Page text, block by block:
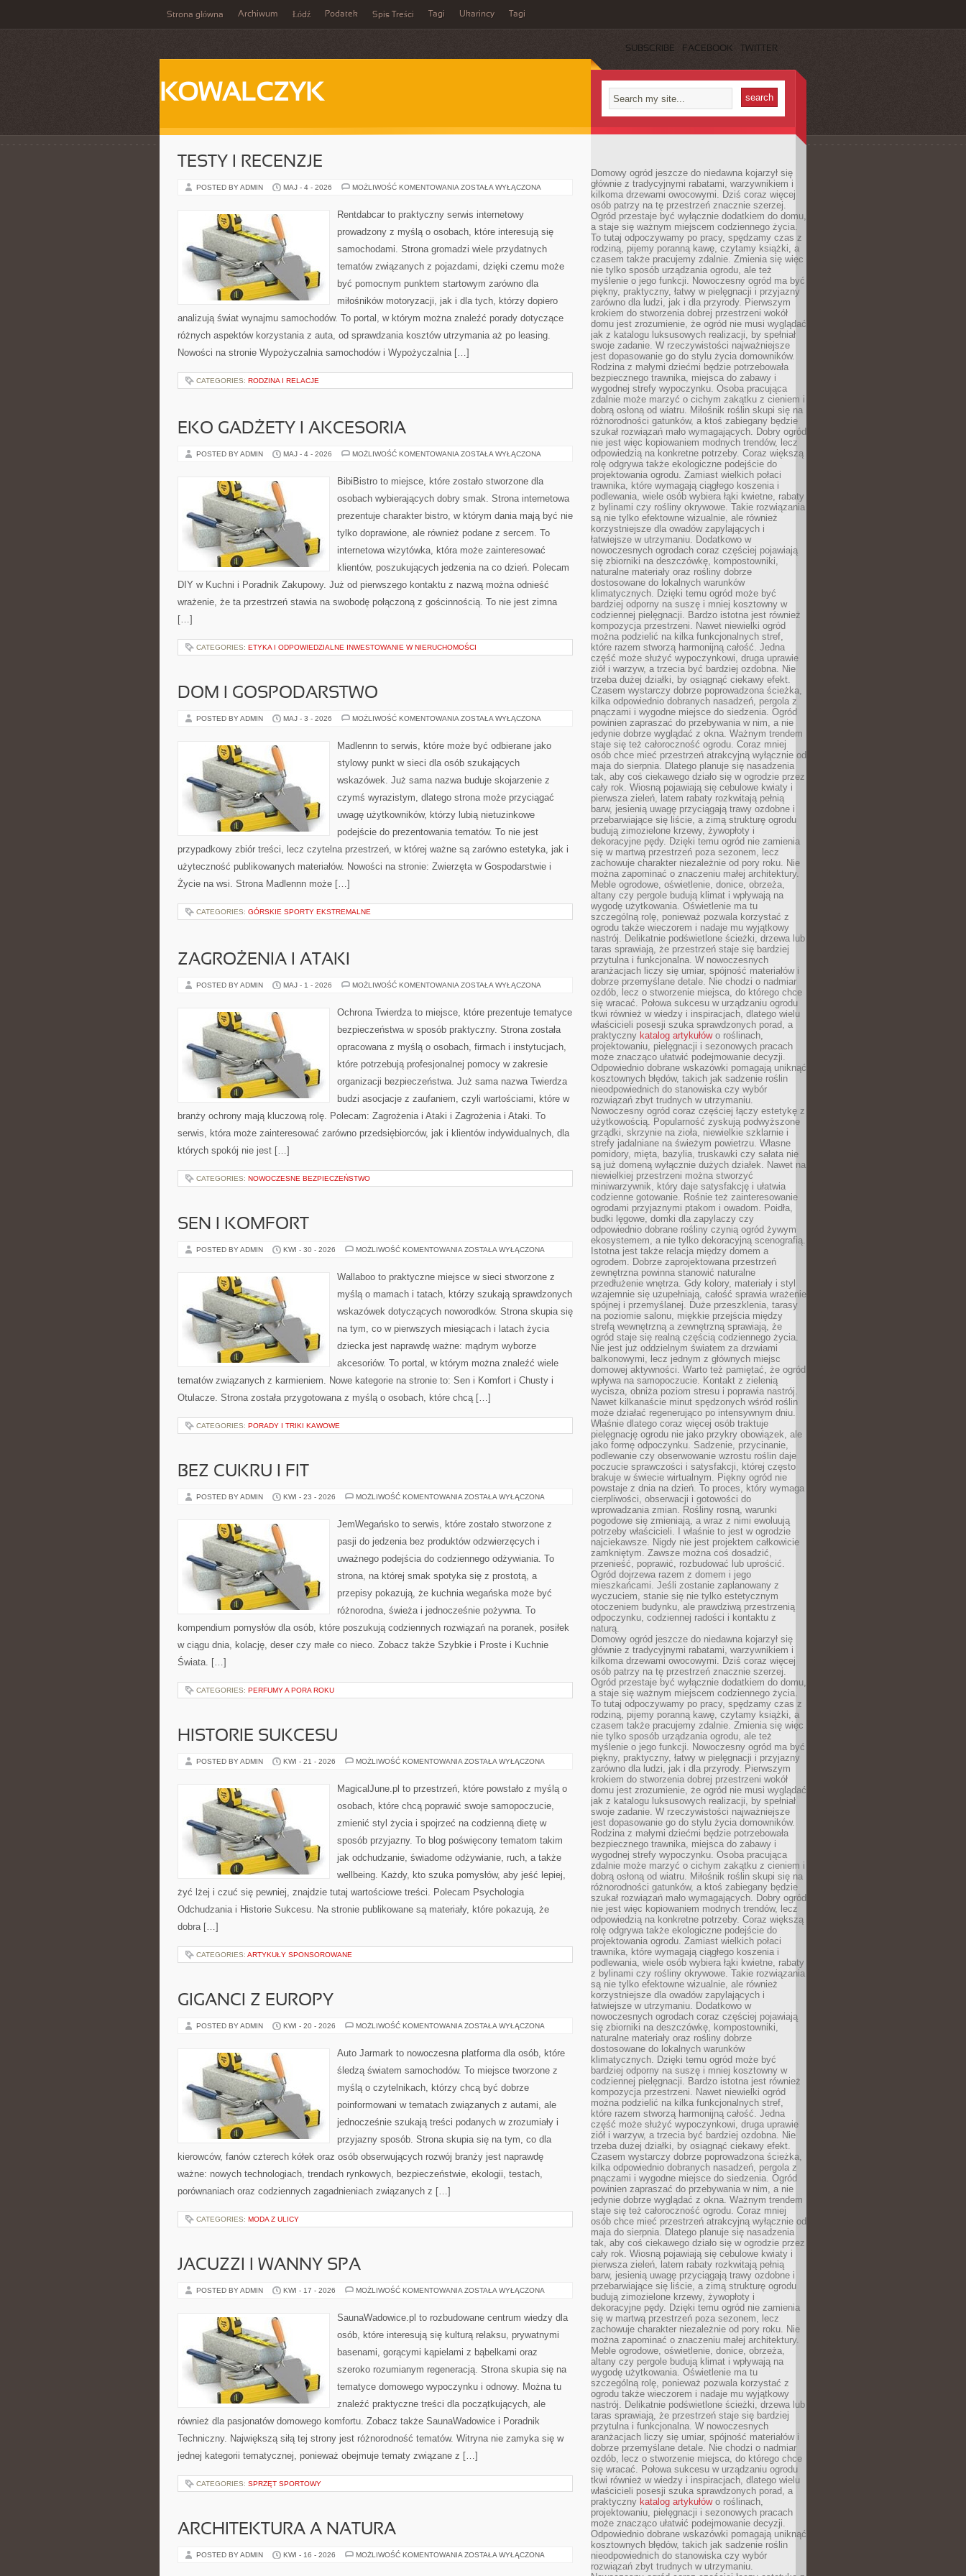
Strona główna Archiwum Łódź Podatek Spis Treści Tagi Ukarincy Tagi
SUBSCRIBE FACEBOOK TWITTER
KOWALCZYK
TESTY I RECENZJE
POSTED BY ADMIN MAJ - 4 - 2026 MOŻLIWOŚĆ KOMENTOWANIA TESTY
ZOSTAŁA WYŁĄCZONA
Rentdabcar to praktyczny serwis internetowy
prowadzony z myślą o osobach, które interesują się
samochodami. Strona gromadzi wiele przydatnych
tematów związanych z pojazdami, dzięki czemu może
być pomocnym punktem startowym zarówno dla
miłośników motoryzacji, jak i dla tych, którzy dopiero
analizują świat wynajmu samochodów. To portal, w którym można znaleźć porady dotyczące
różnych aspektów korzystania z auta, od sprawdzania kosztów utrzymania aż po leasing.
Nowości na stronie Wypożyczalnia samochodów i Wypożyczalnia […]
CATEGORIES: RODZINA I RELACJE
EKO GADŻETY I AKCESORIA
POSTED BY ADMIN MAJ - 4 - 2026 MOŻLIWOŚĆ KOMENTOWANIA EKO
AKCESORIA
ZOSTAŁA WYŁĄCZONA
BibiBistro to miejsce, które zostało stworzone dla
osobach wybierających dobry smak. Strona internetowa
prezentuje charakter bistro, w którym dania mają być nie
tylko doprawione, ale również podane z sercem. To
internetowa wizytówka, która może zainteresować
klientów, poszukujących jedzenia na co dzień. Polecam
DIY w Kuchni i Poradnik Zakupowy. Już od pierwszego kontaktu z nazwą można odnieść
wrażenie, że ta przestrzeń stawia na swobodę połączoną z gościnnością. To nie jest zimna
[…]
CATEGORIES: ETYKA I ODPOWIEDZIALNE INWESTOWANIE W NIERUCHOMOŚCI
DOM I GOSPODARSTWO
POSTED BY ADMIN MAJ - 3 - 2026 MOŻLIWOŚĆ KOMENTOWANIA DOM
ZOSTAŁA WYŁĄCZONA
Madlennn to serwis, które może być odbierane jako
stylowy punkt w sieci dla osób szukających
wskazówek. Już sama nazwa buduje skojarzenie z
czymś wyrazistym, dlatego strona może przyciągać
uwagę użytkowników, którzy lubią nietuzinkowe
podejście do prezentowania tematów. To nie jest
przypadkowy zbiór treści, lecz czytelna przestrzeń, w której ważne są zarówno estetyka, jak i
użyteczność publikowanych materiałów. Nowości na stronie: Zwierzęta w Gospodarstwie i
Życie na wsi. Strona Madlennn może […]
CATEGORIES: GÓRSKIE SPORTY EKSTREMALNE
ZAGROŻENIA I ATAKI
POSTED BY ADMIN MAJ - 1 - 2026 MOŻLIWOŚĆ KOMENTOWANIA ZAGROŻENIA
ZOSTAŁA WYŁĄCZONA
Ochrona Twierdza to miejsce, które prezentuje tematyce
bezpieczeństwa w sposób praktyczny. Strona została
opracowana z myślą o osobach, firmach i instytucjach,
które potrzebują profesjonalnej pomocy w zakresie
organizacji bezpieczeństwa. Już sama nazwa Twierdza
budzi asocjacje z zaufaniem, czyli wartościami, które w
branży ochrony mają kluczową rolę. Polecam: Zagrożenia i Ataki i Zagrożenia i Ataki. To
serwis, która może zainteresować zarówno przedsiębiorców, jak i klientów indywidualnych, dla
których spokój nie jest […]
CATEGORIES: NOWOCZESNE BEZPIECZEŃSTWO
SEN I KOMFORT
POSTED BY ADMIN KWI - 30 - 2026 MOŻLIWOŚĆ KOMENTOWANIA SEN
ZOSTAŁA WYŁĄCZONA
Wallaboo to praktyczne miejsce w sieci stworzone z
myślą o mamach i tatach, którzy szukają sprawdzonych
wskazówek dotyczących noworodków. Strona skupia się
na tym, co w pierwszych miesiącach i latach życia
dziecka jest naprawdę ważne: mądrym wyborze
akcesoriów. To portal, w którym można znaleźć wiele
tematów związanych z karmieniem. Nowe kategorie na stronie to: Sen i Komfort i Chusty i
Otulacze. Strona została przygotowana z myślą o osobach, które chcą […]
CATEGORIES: PORADY I TRIKI KAWOWE
BEZ CUKRU I FIT
POSTED BY ADMIN KWI - 23 - 2026 MOŻLIWOŚĆ KOMENTOWANIA BEZ
ZOSTAŁA WYŁĄCZONA
JemWegańsko to serwis, które zostało stworzone z
pasji do jedzenia bez produktów odzwierzęcych i
uważnego podejścia do codziennego odżywiania. To
strona, na której smak spotyka się z prostotą, a
przepisy pokazują, że kuchnia wegańska może być
różnorodna, świeża i jednocześnie pożywna. To
kompendium pomysłów dla osób, które poszukują codziennych rozwiązań na poranek, posiłek
w ciągu dnia, kolację, deser czy małe co nieco. Zobacz także Szybkie i Proste i Kuchnie
Świata. […]
CATEGORIES: PERFUMY A PORA ROKU
HISTORIE SUKCESU
POSTED BY ADMIN KWI - 21 - 2026 MOŻLIWOŚĆ KOMENTOWANIA HISTORIE
ZOSTAŁA WYŁĄCZONA
MagicalJune.pl to przestrzeń, które powstało z myślą o
osobach, które chcą poprawić swoje samopoczucie,
zmienić styl życia i spojrzeć na codzienną dietę w
sposób przyjazny. To blog poświęcony tematom takim
jak odchudzanie, świadome odżywianie, ruch, a także
wellbeing. Każdy, kto szuka pomysłów, aby jeść lepiej,
żyć lżej i czuć się pewniej, znajdzie tutaj wartościowe treści. Polecam Psychologia
Odchudzania i Historie Sukcesu. Na stronie publikowane są materiały, które pokazują, że
dobra […]
CATEGORIES: ARTYKUŁY SPONSOROWANE
GIGANCI Z EUROPY
POSTED BY ADMIN KWI - 20 - 2026 MOŻLIWOŚĆ KOMENTOWANIA GIGANCI
ZOSTAŁA WYŁĄCZONA
Auto Jarmark to nowoczesna platforma dla osób, które
śledzą światem samochodów. To miejsce tworzone z
myślą o czytelnikach, którzy chcą być dobrze
poinformowani w tematach związanych z autami, ale
jednocześnie szukają treści podanych w zrozumiały i
przyjazny sposób. Strona skupia się na tym, co dla
kierowców, fanów czterech kółek oraz osób obserwujących rozwój branży jest naprawdę
ważne: nowych technologiach, trendach rynkowych, bezpieczeństwie, ekologii, testach,
porównaniach oraz codziennych zagadnieniach związanych z […]
CATEGORIES: MODA Z ULICY
JACUZZI I WANNY SPA
POSTED BY ADMIN KWI - 17 - 2026 MOŻLIWOŚĆ KOMENTOWANIA JACUZZI
ZOSTAŁA WYŁĄCZONA
SaunaWadowice.pl to rozbudowane centrum wiedzy dla
osób, które interesują się kulturą relaksu, prywatnymi
basenami, gorącymi kąpielami z bąbelkami oraz
szeroko rozumianym regeneracją. Strona skupia się na
tematyce domowego wypoczynku i odnowy. Można tu
znaleźć praktyczne treści dla początkujących, ale
również dla pasjonatów domowego komfortu. Zobacz także SaunaWadowice i Poradnik
Techniczny. Największą siłą tej strony jest różnorodność tematów. Witryna nie zamyka się w
jednej kategorii tematycznej, ponieważ obejmuje tematy związane z […]
CATEGORIES: SPRZĘT SPORTOWY
ARCHITEKTURA A NATURA
POSTED BY ADMIN KWI - 16 - 2026 MOŻLIWOŚĆ KOMENTOWANIA ARCHITEKTURA
ZOSTAŁA WYŁĄCZONA
Domowy ogród jeszcze do niedawna kojarzył się
głównie z tradycyjnymi rabatami, warzywnikiem i
kilkoma drzewami owocowymi. Dziś coraz więcej
osób patrzy na tę przestrzeń znacznie szerzej.
Ogród przestaje być wyłącznie dodatkiem do domu,
a staje się ważnym miejscem codziennego życia.
To tutaj odpoczywamy po pracy, spędzamy czas z
rodziną, pijemy poranną kawę, czytamy książki, a
czasem także pracujemy zdalnie. Zmienia się więc
nie tylko sposób urządzania ogrodu, ale też
myślenie o jego funkcji. Nowoczesny ogród ma być
piękny, praktyczny, łatwy w pielęgnacji i przyjazny
zarówno dla ludzi, jak i dla przyrody. Pierwszym
krokiem do stworzenia dobrej przestrzeni wokół
domu jest zrozumienie, że ogród nie musi wyglądać
jak z katalogu luksusowych realizacji, by spełniał
swoje zadanie. W rzeczywistości najważniejsze
jest dopasowanie go do stylu życia domowników.
Rodzina z małymi dziećmi będzie potrzebowała
bezpiecznego trawnika, miejsca do zabawy i
wygodnej strefy wypoczynku. Osoba pracująca
zdalnie może marzyć o cichym zakątku z cieniem i
dobrą osłoną od wiatru. Miłośnik roślin skupi się na
różnorodności gatunków, a ktoś zabiegany będzie
szukał rozwiązań mało wymagających. Dobry ogród
nie jest więc kopiowaniem modnych trendów, lecz
odpowiedzią na konkretne potrzeby. Coraz większą
rolę odgrywa także ekologiczne podejście do
projektowania ogrodu. Zamiast wielkich połaci
trawnika, które wymagają ciągłego koszenia i
podlewania, wiele osób wybiera łąki kwietne, rabaty
z bylinami czy rośliny okrywowe. Takie rozwiązania
są nie tylko efektowne wizualnie, ale również
korzystniejsze dla owadów zapylających i
łatwiejsze w utrzymaniu. Dodatkowo w
nowoczesnych ogrodach coraz częściej pojawiają
się zbiorniki na deszczówkę, kompostowniki,
naturalne materiały oraz rośliny dobrze
dostosowane do lokalnych warunków
klimatycznych. Dzięki temu ogród może być
bardziej odporny na suszę i mniej kosztowny w
codziennej pielęgnacji. Bardzo istotna jest również
kompozycja przestrzeni. Nawet niewielki ogród
można podzielić na kilka funkcjonalnych stref,
które razem stworzą harmonijną całość. Jedna
część może służyć wypoczynkowi, druga uprawie
ziół i warzyw, a trzecia być bardziej ozdobna. Nie
trzeba dużej działki, by osiągnąć ciekawy efekt.
Czasem wystarczy dobrze poprowadzona ścieżka,
kilka odpowiednio dobranych nasadzeń, pergola z
pnączami i wygodne miejsce do siedzenia. Ogród
powinien zapraszać do przebywania w nim, a nie
jedynie dobrze wyglądać z okna. Ważnym trendem
staje się też całoroczność ogrodu. Coraz mniej
osób chce mieć przestrzeń atrakcyjną wyłącznie od
maja do sierpnia. Dlatego planuje się nasadzenia
tak, aby coś ciekawego działo się w ogrodzie przez
cały rok. Wiosną pojawiają się cebulowe kwiaty i
pierwsza zieleń, latem rabaty rozkwitają pełnią
barw, jesienią uwagę przyciągają trawy ozdobne i
przebarwiające się liście, a zimą strukturę ogrodu
budują zimozielone krzewy, żywopłoty i
dekoracyjne pędy. Dzięki temu ogród nie zamienia
się w martwą przestrzeń poza sezonem, lecz
zachowuje charakter niezależnie od pory roku. Nie
można zapominać o znaczeniu małej architektury.
Meble ogrodowe, oświetlenie, donice, obrzeża,
altany czy pergole budują klimat i wpływają na
wygodę użytkowania. Oświetlenie ma tu
szczególną rolę, ponieważ pozwala korzystać z
ogrodu także wieczorem i nadaje mu wyjątkowy
nastrój. Delikatnie podświetlone ścieżki, drzewa lub
taras sprawiają, że przestrzeń staje się bardziej
przytulna i funkcjonalna. W nowoczesnych
aranżacjach liczy się umiar, spójność materiałów i
dobrze przemyślane detale. Nie chodzi o nadmiar
ozdób, lecz o stworzenie miejsca, do którego chce
się wracać. Połowa sukcesu w urządzaniu ogrodu
tkwi również w wiedzy i inspiracjach, dlatego wielu
właścicieli posesji szuka sprawdzonych porad, a
praktyczny katalog artykułówo roślinach,
projektowaniu, pielęgnacji i sezonowych pracach
może znacząco ułatwić podejmowanie decyzji.
Odpowiednio dobrane wskazówki pomagają uniknąć
kosztownych błędów, takich jak sadzenie roślin
nieodpowiednich do stanowiska czy wybór
rozwiązań zbyt trudnych w utrzymaniu.
Nowoczesny ogród coraz częściej łączy estetykę z
użytkowością. Popularność zyskują podwyższone
grządki, skrzynie na zioła, niewielkie szklarnie i
strefy jadalniane na świeżym powietrzu. Własne
pomidory, mięta, bazylia, truskawki czy sałata nie
są już domeną wyłącznie dużych działek. Nawet na
niewielkiej przestrzeni można stworzyć
miniwarzywnik, który daje satysfakcję i ułatwia
codzienne gotowanie. Rośnie też zainteresowanie
ogrodami przyjaznymi ptakom i owadom. Poidła,
budki lęgowe, domki dla zapylaczy czy
odpowiednio dobrane rośliny czynią ogród żywym
ekosystemem, a nie tylko dekoracyjną scenografią.
Istotna jest także relacja między domem a
ogrodem. Dobrze zaprojektowana przestrzeń
zewnętrzna powinna stanowić naturalne
przedłużenie wnętrza. Gdy kolory, materiały i styl
wzajemnie się uzupełniają, całość sprawia wrażenie
spójnej i przemyślanej. Duże przeszklenia, tarasy
na poziomie salonu, miękkie przejścia między
strefą wewnętrzną a zewnętrzną sprawiają, że
ogród staje się realną częścią codziennego życia.
Nie jest już oddzielnym światem za drzwiami
balkonowymi, lecz jednym z głównych miejsc
domowej aktywności. Warto też pamiętać, że ogród
wpływa na samopoczucie. Kontakt z zielenią
wycisza, obniża poziom stresu i poprawia nastrój.
Nawet kilkanaście minut spędzonych wśród roślin
może działać regenerująco po intensywnym dniu.
Właśnie dlatego coraz więcej osób traktuje
pielęgnację ogrodu nie jako przykry obowiązek, ale
jako formę odpoczynku. Sadzenie, przycinanie,
podlewanie czy obserwowanie wzrostu roślin daje
poczucie sprawczości i satysfakcji, której często
brakuje w świecie wirtualnym. Piękny ogród nie
powstaje z dnia na dzień. To proces, który wymaga
cierpliwości, obserwacji i gotowości do
wprowadzania zmian. Rośliny rosną, warunki
pogodowe się zmieniają, a wraz z nimi ewoluują
potrzeby właścicieli. I właśnie to jest w ogrodzie
najciekawsze. Nigdy nie jest projektem całkowicie
zamkniętym. Zawsze można coś dosadzić,
przenieść, poprawić, rozbudować lub uprościć.
Ogród dojrzewa razem z domem i jego
mieszkańcami. Jeśli zostanie zaplanowany z
wyczuciem, stanie się nie tylko estetycznym
otoczeniem budynku, ale prawdziwą przestrzenią
odpoczynku, codziennej radości i kontaktu z
naturą.
Domowy ogród jeszcze do niedawna kojarzył się
głównie z tradycyjnymi rabatami, warzywnikiem i
kilkoma drzewami owocowymi. Dziś coraz więcej
osób patrzy na tę przestrzeń znacznie szerzej.
Ogród przestaje być wyłącznie dodatkiem do domu,
a staje się ważnym miejscem codziennego życia.
To tutaj odpoczywamy po pracy, spędzamy czas z
rodziną, pijemy poranną kawę, czytamy książki, a
czasem także pracujemy zdalnie. Zmienia się więc
nie tylko sposób urządzania ogrodu, ale też
myślenie o jego funkcji. Nowoczesny ogród ma być
piękny, praktyczny, łatwy w pielęgnacji i przyjazny
zarówno dla ludzi, jak i dla przyrody. Pierwszym
krokiem do stworzenia dobrej przestrzeni wokół
domu jest zrozumienie, że ogród nie musi wyglądać
jak z katalogu luksusowych realizacji, by spełniał
swoje zadanie. W rzeczywistości najważniejsze
jest dopasowanie go do stylu życia domowników.
Rodzina z małymi dziećmi będzie potrzebowała
bezpiecznego trawnika, miejsca do zabawy i
wygodnej strefy wypoczynku. Osoba pracująca
zdalnie może marzyć o cichym zakątku z cieniem i
dobrą osłoną od wiatru. Miłośnik roślin skupi się na
różnorodności gatunków, a ktoś zabiegany będzie
szukał rozwiązań mało wymagających. Dobry ogród
nie jest więc kopiowaniem modnych trendów, lecz
odpowiedzią na konkretne potrzeby. Coraz większą
rolę odgrywa także ekologiczne podejście do
projektowania ogrodu. Zamiast wielkich połaci
trawnika, które wymagają ciągłego koszenia i
podlewania, wiele osób wybiera łąki kwietne, rabaty
z bylinami czy rośliny okrywowe. Takie rozwiązania
są nie tylko efektowne wizualnie, ale również
korzystniejsze dla owadów zapylających i
łatwiejsze w utrzymaniu. Dodatkowo w
nowoczesnych ogrodach coraz częściej pojawiają
się zbiorniki na deszczówkę, kompostowniki,
naturalne materiały oraz rośliny dobrze
dostosowane do lokalnych warunków
klimatycznych. Dzięki temu ogród może być
bardziej odporny na suszę i mniej kosztowny w
codziennej pielęgnacji. Bardzo istotna jest również
kompozycja przestrzeni. Nawet niewielki ogród
można podzielić na kilka funkcjonalnych stref,
które razem stworzą harmonijną całość. Jedna
część może służyć wypoczynkowi, druga uprawie
ziół i warzyw, a trzecia być bardziej ozdobna. Nie
trzeba dużej działki, by osiągnąć ciekawy efekt.
Czasem wystarczy dobrze poprowadzona ścieżka,
kilka odpowiednio dobranych nasadzeń, pergola z
pnączami i wygodne miejsce do siedzenia. Ogród
powinien zapraszać do przebywania w nim, a nie
jedynie dobrze wyglądać z okna. Ważnym trendem
staje się też całoroczność ogrodu. Coraz mniej
osób chce mieć przestrzeń atrakcyjną wyłącznie od
maja do sierpnia. Dlatego planuje się nasadzenia
tak, aby coś ciekawego działo się w ogrodzie przez
cały rok. Wiosną pojawiają się cebulowe kwiaty i
pierwsza zieleń, latem rabaty rozkwitają pełnią
barw, jesienią uwagę przyciągają trawy ozdobne i
przebarwiające się liście, a zimą strukturę ogrodu
budują zimozielone krzewy, żywopłoty i
dekoracyjne pędy. Dzięki temu ogród nie zamienia
się w martwą przestrzeń poza sezonem, lecz
zachowuje charakter niezależnie od pory roku. Nie
można zapominać o znaczeniu małej architektury.
Meble ogrodowe, oświetlenie, donice, obrzeża,
altany czy pergole budują klimat i wpływają na
wygodę użytkowania. Oświetlenie ma tu
szczególną rolę, ponieważ pozwala korzystać z
ogrodu także wieczorem i nadaje mu wyjątkowy
nastrój. Delikatnie podświetlone ścieżki, drzewa lub
taras sprawiają, że przestrzeń staje się bardziej
przytulna i funkcjonalna. W nowoczesnych
aranżacjach liczy się umiar, spójność materiałów i
dobrze przemyślane detale. Nie chodzi o nadmiar
ozdób, lecz o stworzenie miejsca, do którego chce
się wracać. Połowa sukcesu w urządzaniu ogrodu
tkwi również w wiedzy i inspiracjach, dlatego wielu
właścicieli posesji szuka sprawdzonych porad, a
praktyczny katalog artykułówo roślinach,
projektowaniu, pielęgnacji i sezonowych pracach
może znacząco ułatwić podejmowanie decyzji.
Odpowiednio dobrane wskazówki pomagają uniknąć
kosztownych błędów, takich jak sadzenie roślin
nieodpowiednich do stanowiska czy wybór
rozwiązań zbyt trudnych w utrzymaniu.